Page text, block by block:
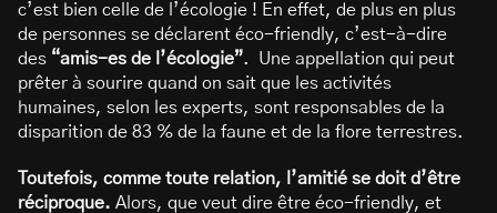
c’est bien celle de l’écologie ! En effet, de plus en plus
de personnes se déclarent éco-friendly, c’est-à-dire
des “amis-es de l’écologie”. Une appellation qui peut
prêter à sourire quand on sait que les activités
humaines, selon les experts, sont responsables de la
disparition de 83 % de la faune et de la flore terrestres.
Toutefois, comme toute relation, l’amitié se doit d’être
réciproque. Alors, que veut dire être éco-friendly, et